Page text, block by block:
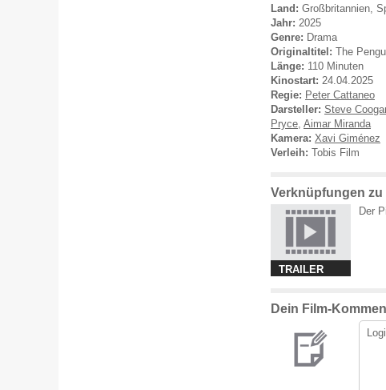
Land: Großbritannien,
Jahr: 2025
Genre: Drama
Originaltitel: The
Länge: 110 Minuten
Kinostart: 24.04.2025
Regie: Peter Cattaneo
Darsteller: Steve
Pryce, Aimar Miranda
Kamera: Xavi Giménez
Verleih: Tobis Film
Verknüpfungen
TRAILER
Der
Dein Film-